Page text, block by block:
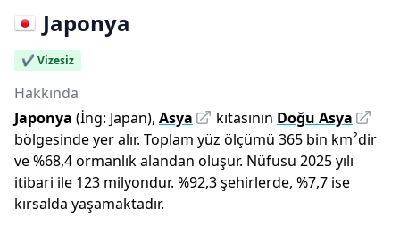
Japonya
✔️ Vizesiz
Hakkında
Japonya (İng: Japan), Asya kıtasının Doğu Asya
bölgesinde yer alır. Toplam yüz ölçümü 365 bin km²dir
ve%68,4ormanlık alandan oluşur. Nüfusu 2025yılı
itibari ile 123 milyondur. %92,3şehirlerde, %7,7 ise
kırsalda yaşamaktadır.